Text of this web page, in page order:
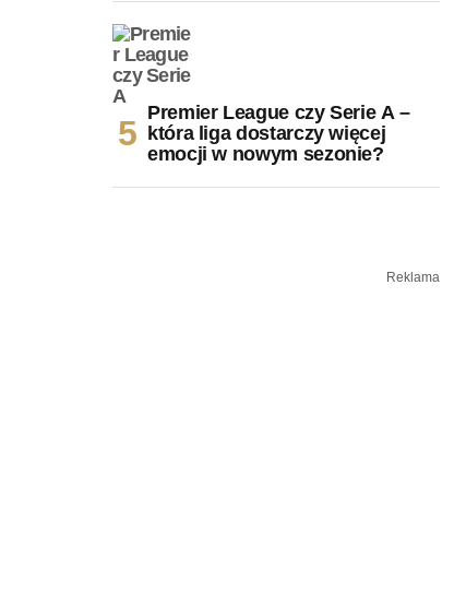
Premier League czy Serie A –
która liga dostarczy więcej
emocji w nowym sezonie?
Reklama